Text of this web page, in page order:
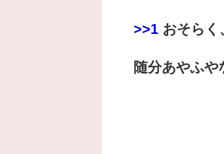
>>1 おそらく
随分あやふや